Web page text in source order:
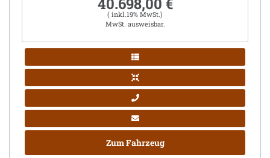
( inkl.19% MwSt.)
MwSt. ausweisbar.
Zum Fahrzeug